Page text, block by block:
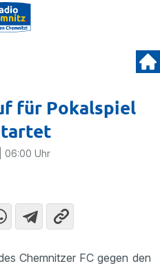
für Pokalspiel
| 06:00 Uhr
Chemnitzer FC gegen den